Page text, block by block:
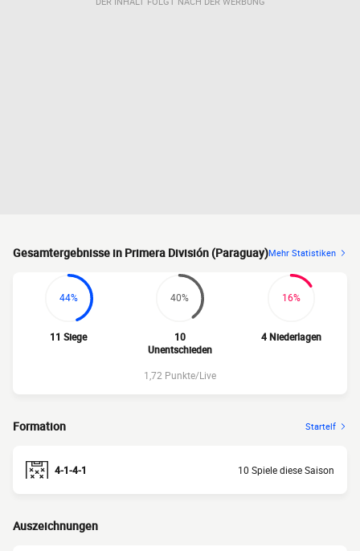
Gesamtergebnisse in Primera División (Paraguay)Mehr Statistiken
44%
11 Siege
40%
10
Unentschieden
16%
4 Niederlagen
1,72 Punkte/Live
Formation Startelf
4-1-4-1 10 Spiele diese Saison
Auszeichnungen